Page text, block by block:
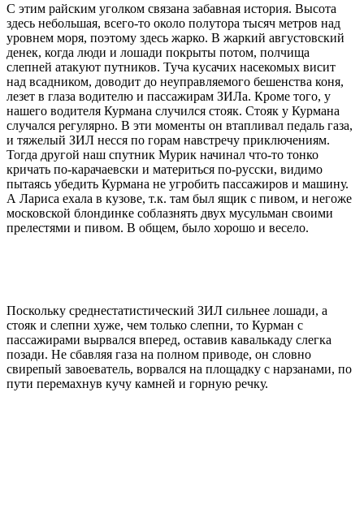
С этим райским уголком связана забавная история. Высота
здесь небольшая, всего-то около полутора тысяч метров над
уровнем моря, поэтому здесь жарко. В жаркий августовский
денек, когда люди и лошади покрыты потом, полчища
слепней атакуют путников. Туча кусачих насекомых висит
над всадником, доводит до неуправляемого бешенства коня,
лезет в глаза водителю и пассажирам ЗИЛа. Кроме того, у
нашего водителя Курмана случился стояк. Стояк у Курмана
случался регулярно. В эти моменты он втапливал педаль газа,
и тяжелый ЗИЛ несся по горам навстречу приключениям.
Тогда другой наш спутник Мурик начинал что-то тонко
кричать по-карачаевски и материться по-русски, видимо
пытаясь убедить Курмана не угробить пассажиров и машину.
А Лариса ехала в кузове, т.к. там был ящик с пивом, и негоже
московской блондинке соблазнять двух мусульман своими
прелестями и пивом. В общем, было хорошо и весело.
Поскольку среднестатистический ЗИЛ сильнее лошади, а
стояк и слепни хуже, чем только слепни, то Курман с
пассажирами вырвался вперед, оставив кавалькаду слегка
позади. Не сбавляя газа на полном приводе, он словно
свирепый завоеватель, ворвался на площадку с нарзанами, по
пути перемахнув кучу камней и горную речку.